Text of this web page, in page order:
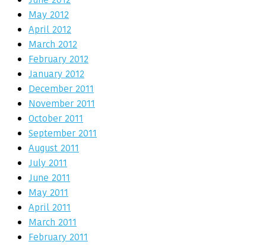
May 2012
April 2012
March 2012
February 2012
January 2012
December 2011
November 2011
October 2011
September 2011
August 2011
July 2011
June 2011
May 2011
April 2011
March 2011
February 2011